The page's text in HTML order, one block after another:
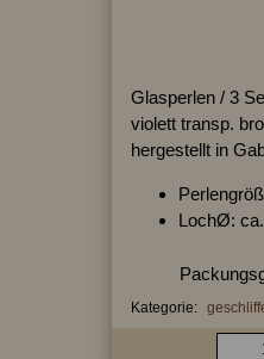
Glasperlen / 3
violett transp.
hergestellt in
LochØ:
Kategorie: